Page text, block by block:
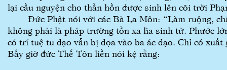
lại cầu nguyện cho thần hồn được sinh lên cõi trời
Đức Phật nói với các Bà La Môn: “Làm ruộng,
không phải là pháp trường tồn xa lìa sinh tử. Phước
có trí tuệ tu đạo vẫn bị đọa vào ba ác đạo. Chỉ có
Bấy giờ đức Thế Tôn liền nói kệ rằng: